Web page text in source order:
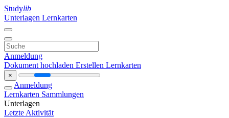
Studylib
Unterlagen Lernkarten
Anmeldung
Dokument hochladen Erstellen Lernkarten
×
Anmeldung
Lernkarten Sammlungen
Unterlagen
Letzte Aktivität